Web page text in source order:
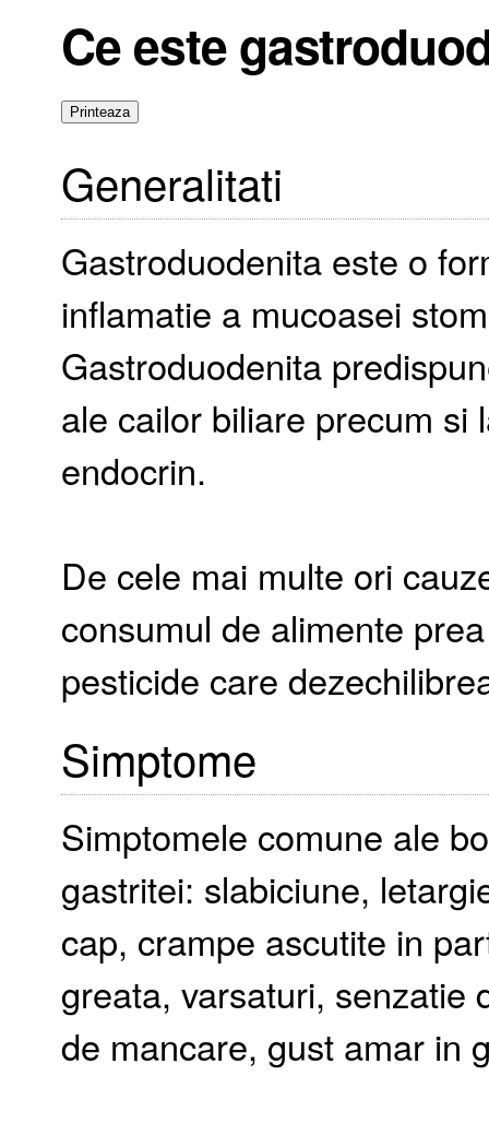
Ce este
Generalitati
Gastroduodenita este o
inflamatie a mucoasei
Gastroduodenita
ale cailor biliare precum si
endocrin.
De cele mai multe ori
consumul de alimente
pesticide care
Simptome
Simptomele comune ale
gastritei: slabiciune,
cap, crampe ascutite in
greata, varsaturi, senzatie
de mancare, gust amar in